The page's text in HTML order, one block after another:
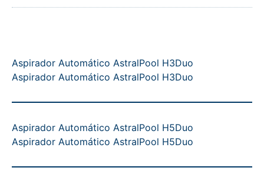
Aspirador Automático AstralPool H3Duo
Aspirador Automático AstralPool H3Duo
Aspirador Automático AstralPool H5Duo
Aspirador Automático AstralPool H5Duo